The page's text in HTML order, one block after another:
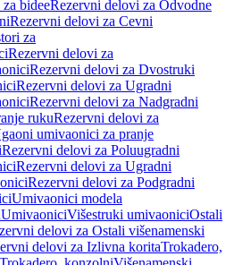
bideeRezervni delovi za Odvodne
Rezervni delovi za Cevni
za
Rezervni delovi za
Rezervni delovi za Dvostruki
Rezervni delovi za Ugradni
Rezervni delovi za Nadgradni
rukuRezervni delovi za
umivaonici za pranje
Rezervni delovi za Poluugradni
Rezervni delovi za Ugradni
Rezervni delovi za Podgradni
Umivaonici modela
UmivaoniciVišestruki umivaoniciOstali
delovi za Ostali višenamenski
delovi za Izlivna koritaTrokadero,